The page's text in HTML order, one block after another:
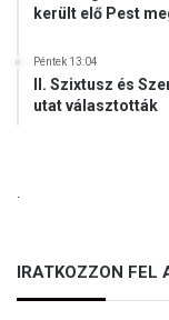
került elő Pest
Péntek 13:04
II. Szixtusz és
utat választották
.
IRATKOZZON FEL